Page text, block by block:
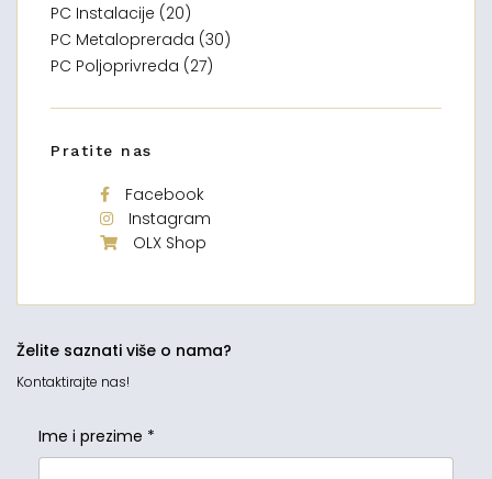
PC Instalacije (20)
PC Metaloprerada (30)
PC Poljoprivreda (27)
Pratite nas
Facebook
Instagram
OLX Shop
Želite saznati više o nama?
Kontaktirajte nas!
Ime i prezime *